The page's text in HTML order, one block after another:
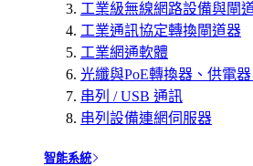
工業級無線網路設備與閘
工業通訊協定轉換閘道器
工業網通軟體
光纖與PoE轉換器、供電
串列 / USB 通訊
串列設備連網伺服器
智能系統